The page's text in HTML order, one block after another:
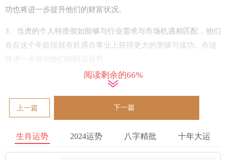
功也将进一步提升他们的财富状况。
3、当虎的个人特质假如能够与行业需求与市场机遇相匹配，他们
在在这个年龄段就有机遇在事业上获得更大的突破与成功。在这
将进一步推动他们的财运提升。
4、看86年的虎通常拥有较强的领导力与组织技能 ，能够带领团
队实现部分重要的商业目标。在这也为他们赢得更多的机遇与报
酬提供了有利条件。
5、对事业突破不仅意味着虎在财运在领域 更好的表现，更意味
着他们在职业生涯中能够取得持续的发展与成长，为未来打下更
阅读剩余的66%
上一篇 下一篇
生肖运势 2024运势 八字精批 十年大运